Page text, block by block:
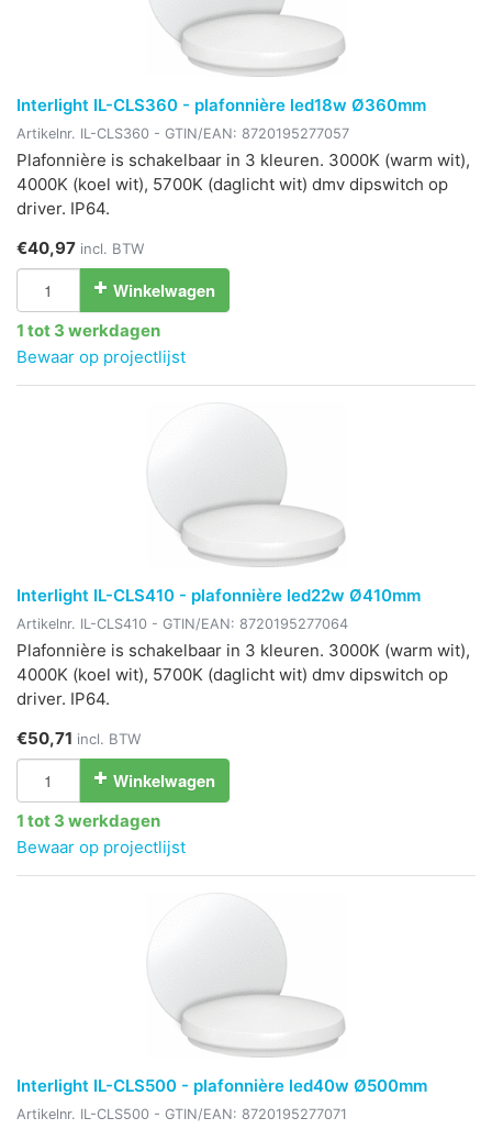
Interlight IL-CLS360 - plafonnière led18w Ø360mm
Artikelnr. IL-CLS360 - GTIN/EAN: 8720195277057
Plafonnière is schakelbaar in 3 kleuren. 3000K (warm wit),
4000K (koel wit), 5700K (daglicht wit) dmv dipswitch op
driver. IP64.
€40,97 incl. BTW
Winkelwagen
1 tot 3 werkdagen
Bewaar op projectlijst
Interlight IL-CLS410 - plafonnière led22w Ø410mm
Artikelnr. IL-CLS410 - GTIN/EAN: 8720195277064
Plafonnière is schakelbaar in 3 kleuren. 3000K (warm wit),
4000K (koel wit), 5700K (daglicht wit) dmv dipswitch op
driver. IP64.
€50,71 incl. BTW
Winkelwagen
1 tot 3 werkdagen
Bewaar op projectlijst
Interlight IL-CLS500 - plafonnière led40w Ø500mm
Artikelnr. IL-CLS500 - GTIN/EAN: 8720195277071